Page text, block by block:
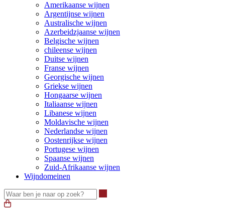
Amerikaanse wijnen
Argentijnse wijnen
Australische wijnen
Azerbeidzjaanse wijnen
Belgische wijnen
chileense wijnen
Duitse wijnen
Franse wijnen
Georgische wijnen
Griekse wijnen
Hongaarse wijnen
Italiaanse wijnen
Libanese wijnen
Moldavische wijnen
Nederlandse wijnen
Oostenrijkse wijnen
Portugese wijnen
Spaanse wijnen
Zuid-Afrikaanse wijnen
Wijndomeinen